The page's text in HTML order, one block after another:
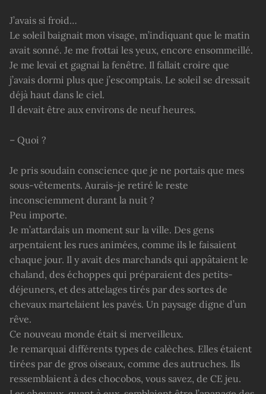
J’avais si froid…
Le soleil baignait mon visage, m’indiquant que le matin
avait sonné. Je me frottai les yeux, encore ensommeillé.
Je me levai et gagnai la fenêtre. Il fallait croire que
j’avais dormi plus que j’escomptais. Le soleil se dressait
déjà haut dans le ciel.
Il devait être aux environs de neuf heures.
– Quoi ?
Je pris soudain conscience que je ne portais que mes
sous-vêtements. Aurais-je retiré le reste
inconsciemment durant la nuit ?
Peu importe.
Je m’attardais un moment sur la ville. Des gens
arpentaient les rues animées, comme ils le faisaient
chaque jour. Il y avait des marchands qui appâtaient le
chaland, des échoppes qui préparaient des petits-
déjeuners, et des attelages tirés par des sortes de
chevaux martelaient les pavés. Un paysage digne d’un
rêve.
Ce nouveau monde était si merveilleux.
Je remarquai différents types de calèches. Elles étaient
tirées par de gros oiseaux, comme des autruches. Ils
ressemblaient à des chocobos, vous savez, de CE jeu.